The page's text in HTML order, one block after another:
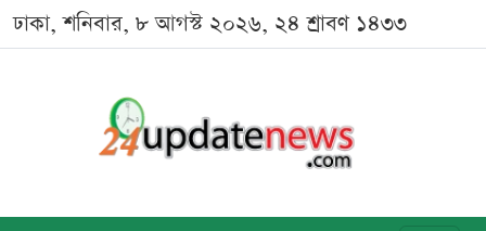
ঢাকা, শনিবার, ৮ আগস্ট ২০২৬, ২৪ শ্রাবণ ১৪৩৩